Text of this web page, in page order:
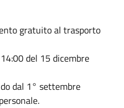
gratuito al trasporto
del 15 dicembre
dal 1° settembre